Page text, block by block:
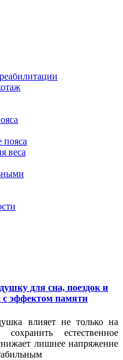
веса
для сна, поездок и
эффектом памяти
влияет не только на
естественное
лишнее напряжение